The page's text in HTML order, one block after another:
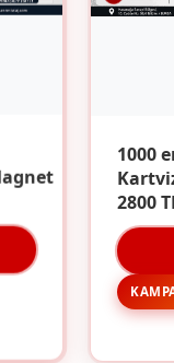
1000
2800